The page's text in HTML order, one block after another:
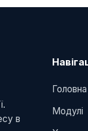
в
Головна
Модулі